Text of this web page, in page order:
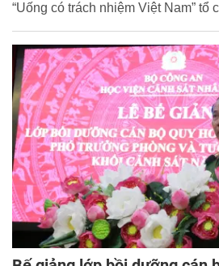
“Uống có trách nhiệm Việt Nam” tổ
xe sau khi uống rượu, bia cho 240